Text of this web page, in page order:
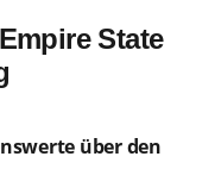
State
über den